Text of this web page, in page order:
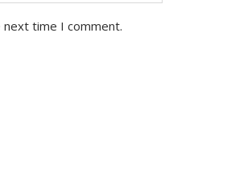
time I comment.